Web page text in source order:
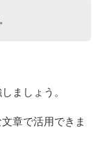
ましょう。
章で活用できま